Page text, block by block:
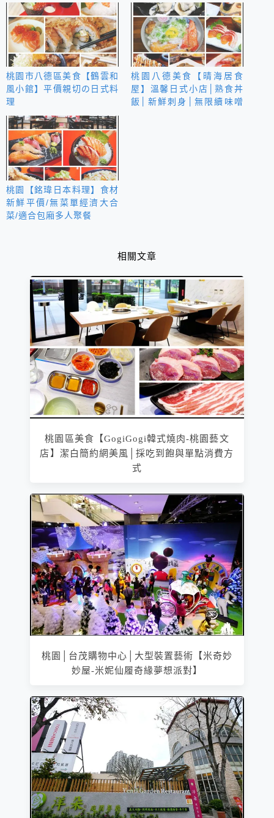
桃園市八德區美食【鶴雲和
風小館】平價親切の日式料
理
桃園八德美食【晴海居食
屋】溫馨日式小店│熟食丼
飯│新鮮刺身│無限續味噌
桃園【銘瑋日本料理】食材
新鮮平價/無菜單經濟大合
菜/適合包廂多人聚餐
相關文章
桃園區美食【GogiGogi韓式燒肉-桃園藝文
店】潔白簡約網美風│採吃到飽與單點消費方
式
桃園│台茂購物中心│大型裝置藝術【米奇妙
妙屋-米妮仙履奇緣夢想派對】